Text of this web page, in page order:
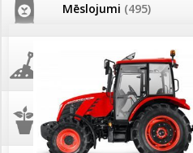
Mēslojumi (495)
Augsne, kūdra, mulča
Podi un kasetes(646)
26.05. Vebinārs - Kā ierobežot
gliemežus piemājas dārzā un
Darba laiks Līgo svētkos
Ūdens piemērotības noteikšana